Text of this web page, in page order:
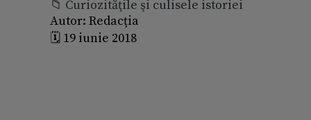
📁 Curiozităţile şi culisele istoriei
Autor: Redacția
🗓️ 19 iunie 2018